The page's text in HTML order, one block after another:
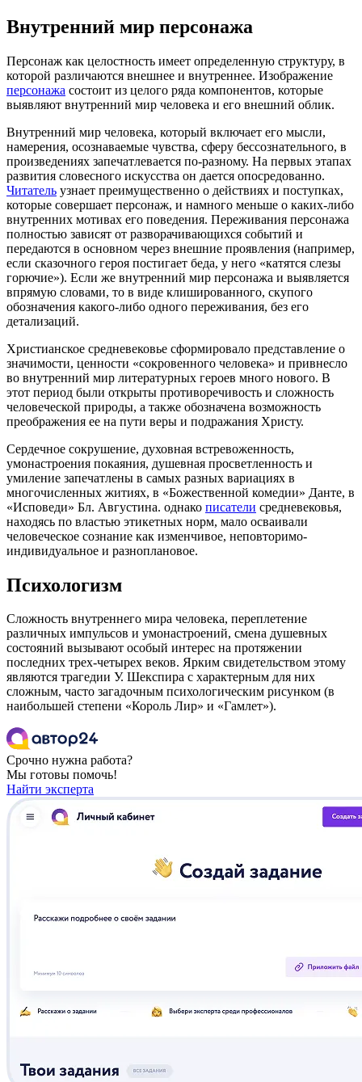
Внутренний мир персонажа
Персонаж как целостность имеет определенную структуру, в
которой различаются внешнее и внутреннее. Изображение
персонажа состоит из целого ряда компонентов, которые
выявляют внутренний мир человека и его внешний облик.
Внутренний мир человека, который включает его мысли,
намерения, осознаваемые чувства, сферу бессознательного, в
произведениях запечатлевается по-разному. На первых этапах
развития словесного искусства он дается опосредованно.
Читатель узнает преимущественно о действиях и поступках,
которые совершает персонаж, и намного меньше о каких-либо
внутренних мотивах его поведения. Переживания персонажа
полностью зависят от разворачивающихся событий и
передаются в основном через внешние проявления (например,
если сказочного героя постигает беда, у него «катятся слезы
горючие»). Если же внутренний мир персонажа и выявляется
впрямую словами, то в виде клишированного, скупого
обозначения какого-либо одного переживания, без его
детализаций.
Христианское средневековье сформировало представление о
значимости, ценности «сокровенного человека» и привнесло
во внутренний мир литературных героев много нового. В
этот период были открыты противоречивость и сложность
человеческой природы, а также обозначена возможность
преображения ее на пути веры и подражания Христу.
Сердечное сокрушение, духовная встревоженность,
умонастроения покаяния, душевная просветленность и
умиление запечатлены в самых разных вариациях в
многочисленных житиях, в «Божественной комедии» Данте, в
«Исповеди» Бл. Августина. однако писатели средневековья,
находясь по властью этикетных норм, мало осваивали
человеческое сознание как изменчивое, неповторимо-
индивидуальное и разноплановое.
Психологизм
Сложность внутреннего мира человека, переплетение
различных импульсов и умонастроений, смена душевных
состояний вызывают особый интерес на протяжении
последних трех-четырех веков. Ярким свидетельством этому
являются трагедии У. Шекспира с характерным для них
сложным, часто загадочным психологическим рисунком (в
наибольшей степени «Король Лир» и «Гамлет»).
Срочно нужна работа?
Мы готовы помочь!
Найти эксперта